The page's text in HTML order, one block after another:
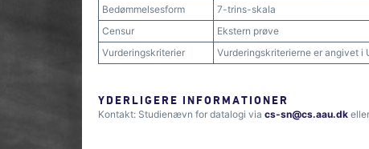
Bedømmelsesform
7-trins-skala
Censur
Ekstern prøve
Vurderingskriterier
Vurderingskriterierne er angivet i
YDERLIGERE INFORMATIONER
Kontakt: Studienævn for datalogi via cs-sn@cs.aau.dk